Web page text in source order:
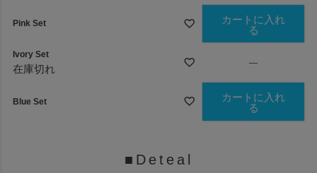
Pink Set
カートに入れ
る
Ivory Set
在庫切れ
—
Blue Set
カートに入れ
る
■Deteal